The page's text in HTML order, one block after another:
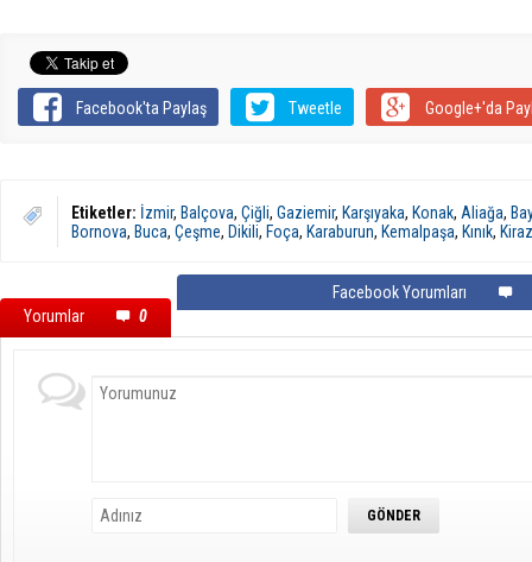
Facebook'ta Paylaş Tweetle Google+'da
Etiketler: İzmir, Balçova, Çiğli, Gaziemir, Karşıyaka, Konak, Aliağa,
Bornova, Buca, Çeşme, Dikili, Foça, Karaburun, Kemalpaşa, Kınık, Kiraz
Yorumlar 0
Facebook Yorumları